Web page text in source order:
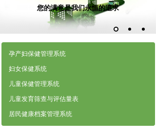
您的满意是我们永恒的追求
孕产妇保健管理系统
妇女保健系统
儿童保健管理系统
儿童发育筛查与评估量表
居民健康档案管理系统